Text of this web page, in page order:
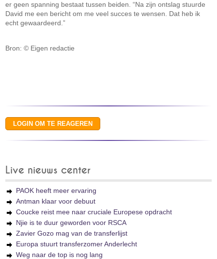
er geen spanning bestaat tussen beiden. “Na zijn ontslag stuurde
David me een bericht om me veel succes te wensen. Dat heb ik
echt gewaardeerd.”
Bron: © Eigen redactie
Live nieuws center
PAOK heeft meer ervaring
Antman klaar voor debuut
Coucke reist mee naar cruciale Europese opdracht
Njie is te duur geworden voor RSCA
Zavier Gozo mag van de transferlijst
Europa stuurt transferzomer Anderlecht
Weg naar de top is nog lang